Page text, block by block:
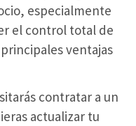
especialmente
el control total de
ventajas
contratar a un
actualizar tu